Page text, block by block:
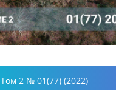
Том 2 № 01(77) (2022)